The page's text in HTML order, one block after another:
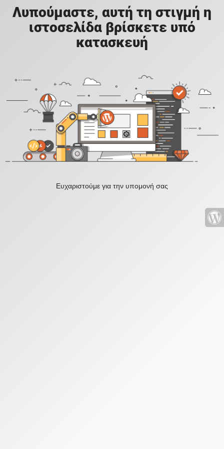
Λυπούμαστε, αυτή τη στιγμή η
ιστοσελίδα βρίσκετε υπό
κατασκευή
Ευχαριστούμε για την υπομονή σας